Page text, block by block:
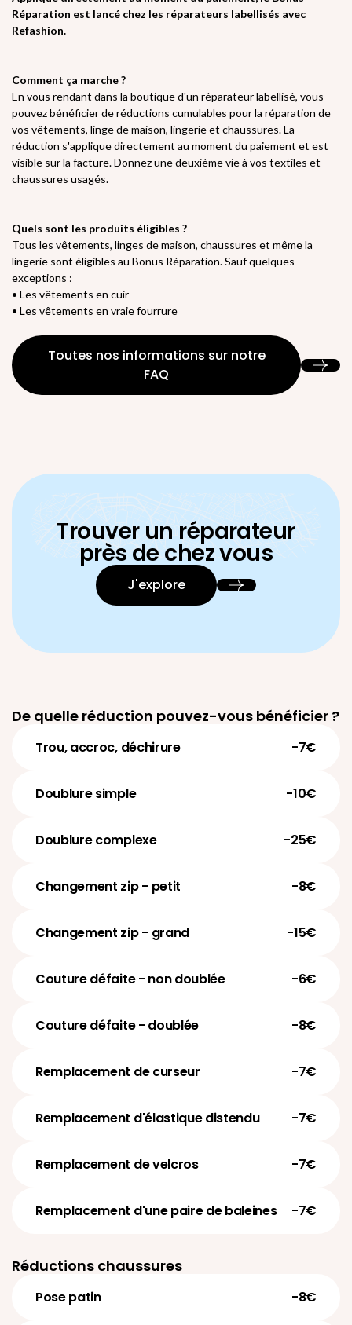
Réparation est lancé chez les réparateurs labellisés avec
Refashion.
Comment ça marche ?
En vous rendant dans la boutique d'un réparateur labellisé, vous
pouvez bénéficier de réductions cumulables pour la réparation de
vos vêtements, linge de maison, lingerie et chaussures. La
réduction s'applique directement au moment du paiement et est
visible sur la facture. Donnez une deuxième vie à vos textiles et
chaussures usagés.
Quels sont les produits éligibles ?
Tous les vêtements, linges de maison, chaussures et même la
lingerie sont éligibles au Bonus Réparation. Sauf quelques
exceptions :
• Les vêtements en cuir ​
• Les vêtements en vraie fourrure
Toutes nos informations sur notre
FAQ
Trouver un réparateur
près de chez vous
J'explore
De quelle réduction pouvez-vous bénéficier ?
Trou, accroc, déchirure -7€
Doublure simple -10€
Doublure complexe -25€
Changement zip - petit -8€
Changement zip - grand -15€
Couture défaite - non doublée -6€
Couture défaite - doublée -8€
Remplacement de curseur -7€
Remplacement d'élastique distendu -7€
Remplacement de velcros -7€
Remplacement d'une paire de baleines -7€
Réductions chaussures
Pose patin -8€